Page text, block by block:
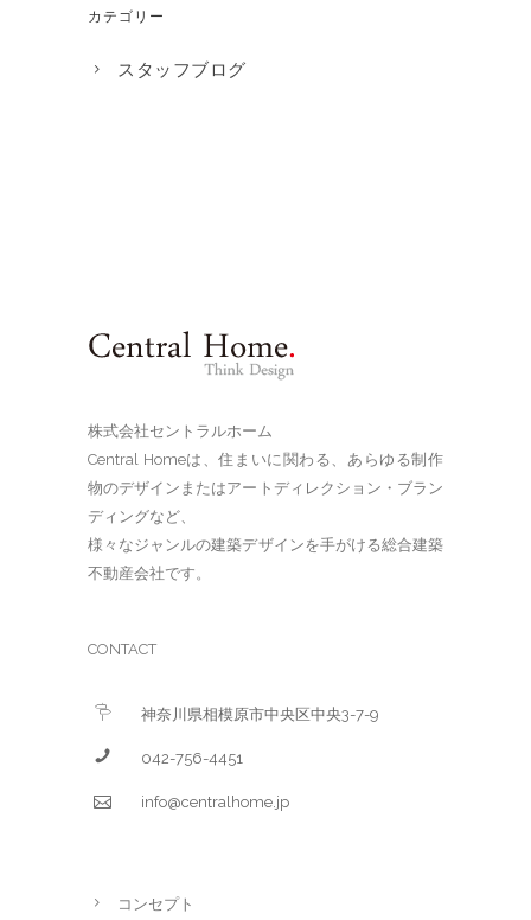
カテゴリー
スタッフブログ
株式会社セントラルホーム
Central Homeは、住まいに関わる、あらゆる制作
物のデザインまたはアートディレクション・ブラン
ディングなど、
様々なジャンルの建築デザインを手がける総合建築
不動産会社です。
CONTACT
神奈川県相模原市中央区中央3-7-9
042-756-4451
info@centralhome.jp
コンセプト